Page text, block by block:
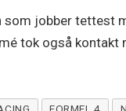
som jobber tettest
tok også
FORMEL 4